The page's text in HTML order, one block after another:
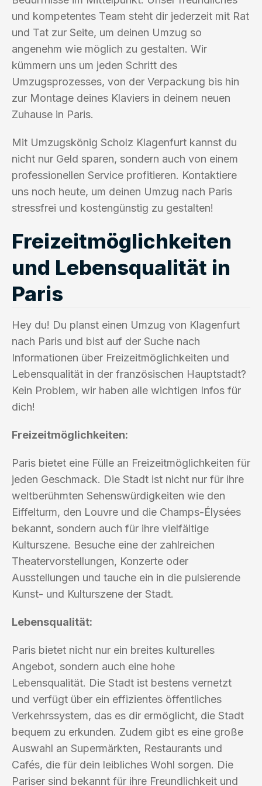
und kompetentes Team steht dir jederzeit mit Rat
und Tat zur Seite, um deinen Umzug so
angenehm wie möglich zu gestalten. Wir
kümmern uns um jeden Schritt des
Umzugsprozesses, von der Verpackung bis hin
zur Montage deines Klaviers in deinem neuen
Zuhause in Paris.
Mit Umzugskönig Scholz Klagenfurt kannst du
nicht nur Geld sparen, sondern auch von einem
professionellen Service profitieren. Kontaktiere
uns noch heute, um deinen Umzug nach Paris
stressfrei und kostengünstig zu gestalten!
Freizeitmöglichkeiten
und Lebensqualität in
Paris
Hey du! Du planst einen Umzug von Klagenfurt
nach Paris und bist auf der Suche nach
Informationen über Freizeitmöglichkeiten und
Lebensqualität in der französischen Hauptstadt?
Kein Problem, wir haben alle wichtigen Infos für
dich!
Freizeitmöglichkeiten:
Paris bietet eine Fülle an Freizeitmöglichkeiten für
jeden Geschmack. Die Stadt ist nicht nur für ihre
weltberühmten Sehenswürdigkeiten wie den
Eiffelturm, den Louvre und die Champs-Élysées
bekannt, sondern auch für ihre vielfältige
Kulturszene. Besuche eine der zahlreichen
Theatervorstellungen, Konzerte oder
Ausstellungen und tauche ein in die pulsierende
Kunst- und Kulturszene der Stadt.
Lebensqualität:
Paris bietet nicht nur ein breites kulturelles
Angebot, sondern auch eine hohe
Lebensqualität. Die Stadt ist bestens vernetzt
und verfügt über ein effizientes öffentliches
Verkehrssystem, das es dir ermöglicht, die Stadt
bequem zu erkunden. Zudem gibt es eine große
Auswahl an Supermärkten, Restaurants und
Cafés, die für dein leibliches Wohl sorgen. Die
Pariser sind bekannt für ihre Freundlichkeit und